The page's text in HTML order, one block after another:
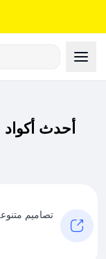
أحدث
تصاميم